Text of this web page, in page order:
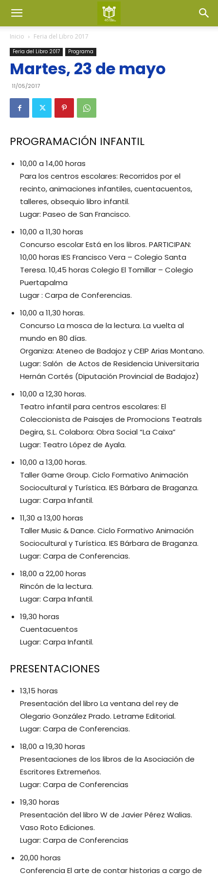
Inicio Feria del Libro 2017
Feria del Libro 2017 Programa
Martes, 23 de mayo
11/05/2017
PROGRAMACIÓN INFANTIL
10,00 a 14,00 horas
Para los centros escolares: Recorridos por el
recinto, animaciones infantiles, cuentacuentos,
talleres, obsequio libro infantil.
Lugar: Paseo de San Francisco.
10,00 a 11,30 horas
Concurso escolar Está en los libros. PARTICIPAN:
10,00 horas IES Francisco Vera – Colegio Santa
Teresa. 10,45 horas Colegio El Tomillar – Colegio
Puertapalma
Lugar : Carpa de Conferencias.
10,00 a 11,30 horas.
Concurso La mosca de la lectura. La vuelta al
mundo en 80 días.
Organiza: Ateneo de Badajoz y CEIP Arias Montano.
Lugar: Salón de Actos de Residencia Universitaria
Hernán Cortés (Diputación Provincial de Badajoz)
10,00 a 12,30 horas.
Teatro infantil para centros escolares: El
Coleccionista de Paisajes de Promocions Teatrals
Degira, S.L. Colabora: Obra Social “La Caixa”
Lugar: Teatro López de Ayala.
10,00 a 13,00 horas.
Taller Game Group. Ciclo Formativo Animación
Sociocultural y Turística. IES Bárbara de Braganza.
Lugar: Carpa Infantil.
11,30 a 13,00 horas
Taller Music & Dance. Ciclo Formativo Animación
Sociocultural y Turística. IES Bárbara de Braganza.
Lugar: Carpa de Conferencias.
18,00 a 22,00 horas
Rincón de la lectura.
Lugar: Carpa Infantil.
19,30 horas
Cuentacuentos
Lugar: Carpa Infantil.
PRESENTACIONES
13,15 horas
Presentación del libro La ventana del rey de
Olegario González Prado. Letrame Editorial.
Lugar: Carpa de Conferencias.
18,00 a 19,30 horas
Presentaciones de los libros de la Asociación de
Escritores Extremeños.
Lugar: Carpa de Conferencias
19,30 horas
Presentación del libro W de Javier Pérez Walias.
Vaso Roto Ediciones.
Lugar: Carpa de Conferencias
20,00 horas
Conferencia El arte de contar historias a cargo de